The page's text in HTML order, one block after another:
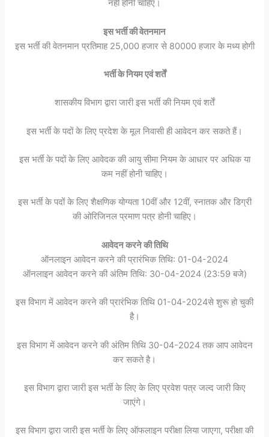
नहीं होनी चाहिए।
इस भर्ती की वेतनमान
इस भर्ती की वेतनमान प्रतिमाह 25,000 हजार से 80000 हजार के मध्य होगी
भर्ती के नियम एवं शर्तें
शासकीय विभाग द्वारा जारी इस भर्ती की नियम एवं शर्तें
इस भर्ती के पदों के लिए प्रदेश के मूल निवासी ही आवेदन कर सकते हैं।
इस भर्ती के पदों के लिए आवेदक की आयु सीमा नियम के आधार पर अधिक या
कम नहीं होनी चाहिए।
इस भर्ती के पदों के लिए शैक्षणिक योग्यता 10वीं और 12वीं, स्नातक और डिग्री
की ओरिजिनल प्रमाण पत्र होनी चाहिए।
आवेदन करने की तिथि
ऑनलाइन आवेदन करने की प्रारंभिक तिथि: 01-04-2024
ऑनलाइन आवेदन करने की अंतिम तिथि: 30-04-2024 (23:59 बजे)
इस विभाग में आवेदन करने की प्रारंभिक तिथि 01-04-2024से शुरू हो चुकी
है।
इस विभाग में आवेदन करने की अंतिम तिथि 30-04-2024 तक आप आवेदन
कर सकते है।
इस विभाग द्वारा जारी इस भर्ती के लिए के लिए प्रवेश पत्र जल्द जारी किए
जाएंगे।
इस विभाग द्वारा जारी इस भर्ती के लिए ऑफलाइन परीक्षा लिया जाएगा, परीक्षा की